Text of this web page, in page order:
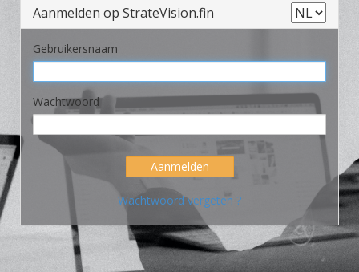
Aanmelden op StrateVision.fin
Gebruikersnaam
Wachtwoord
Aanmelden
Wachtwoord vergeten ?